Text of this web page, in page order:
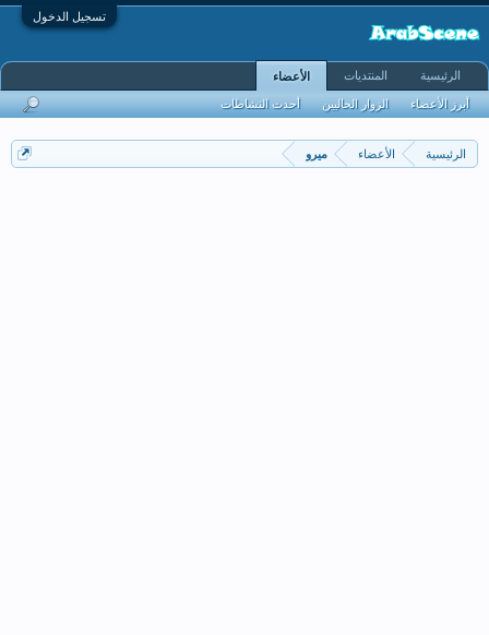
تسجيل الدخول
الرئيسية الأعضاء ميرو
الرئيسية المنتديات الأعضاء
أبرز الأعضاء الزوار الحاليين أحدث النشاطات